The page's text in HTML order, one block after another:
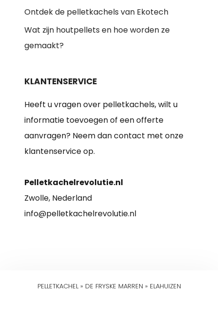
Ontdek de pelletkachels van Ekotech
Wat zijn houtpellets en hoe worden ze
gemaakt?
KLANTENSERVICE
Heeft u vragen over pelletkachels, wilt u
informatie toevoegen of een offerte
aanvragen? Neem dan contact met onze
klantenservice op.
Pelletkachelrevolutie.nl
Zwolle, Nederland
info@pelletkachelrevolutie.nl
PELLETKACHEL» DE FRYSKE MARREN » ELAHUIZEN